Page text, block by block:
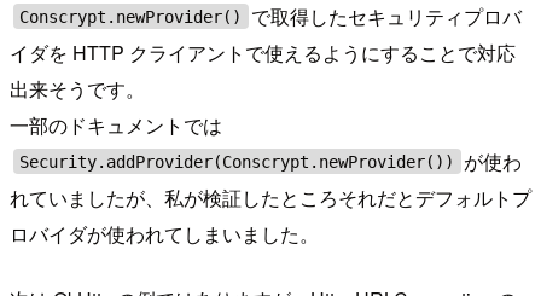
Conscrypt.newProvider()
で取得したセキュリティプロバ
イダを HTTP クライアントで使えるようにすることで対応
出来そうです。
一部のドキュメントでは
Security.addProvider(Conscrypt.newProvider())
が使わ
れていましたが、私が検証したところそれだとデフォルトプ
ロバイダが使われてしまいました。